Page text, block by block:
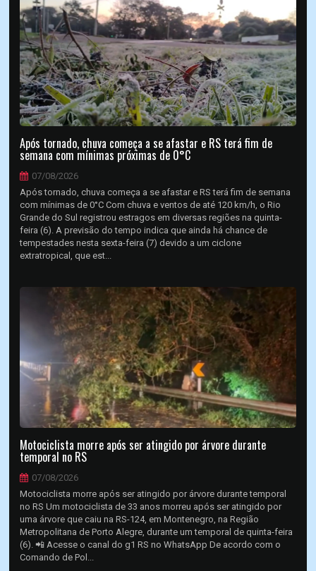
Após tornado, chuva começa a se afastar e RS terá fim de
semana com mínimas próximas de 0°C
07/08/2026
Após tornado, chuva começa a se afastar e RS terá fim de semana
com mínimas de 0°C Com chuva e ventos de até 120 km/h, o Rio
Grande do Sul registrou estragos em diversas regiões na quinta-
feira (6). A previsão do tempo indica que ainda há chance de
tempestades nesta sexta-feira (7) devido a um ciclone
extratropical, que est...
Motociclista morre após ser atingido por árvore durante
temporal no RS
07/08/2026
Motociclista morre após ser atingido por árvore durante temporal
no RS Um motociclista de 33 anos morreu após ser atingido por
uma árvore que caiu na RS-124, em Montenegro, na Região
Metropolitana de Porto Alegre, durante um temporal de quinta-feira
(6). 📲 Acesse o canal do g1 RS no WhatsApp De acordo com o
Comando de Pol...